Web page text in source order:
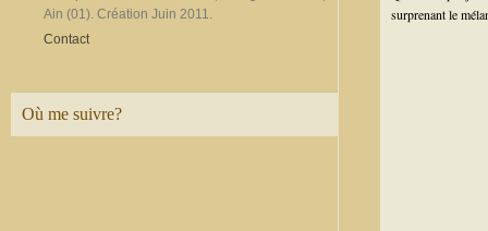
Ain (01). Création Juin 2011.
Contact
Où me suivre?
surprenant le